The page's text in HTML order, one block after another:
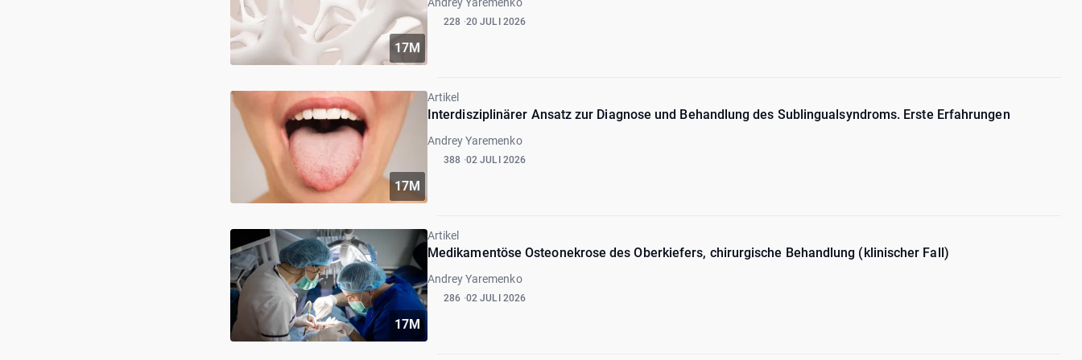
17M
228 20 JULI 2026
17M
Artikel
Interdisziplinärer Ansatz zur Diagnose und Behandlung des Sublingualsyndroms. Erste Erfahrungen
Andrey Yaremenko
388 02 JULI 2026
17M
Artikel
Medikamentöse Osteonekrose des Oberkiefers, chirurgische Behandlung (klinischer Fall)
Andrey Yaremenko
286 02 JULI 2026